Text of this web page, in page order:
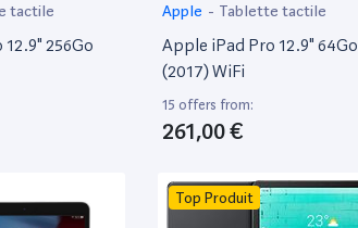
tactile
256Go
Apple - Tablette tactile
Apple iPad Pro 12.9" 64Go
(2017) WiFi
15 offers from:
261,00 €
Top Produit